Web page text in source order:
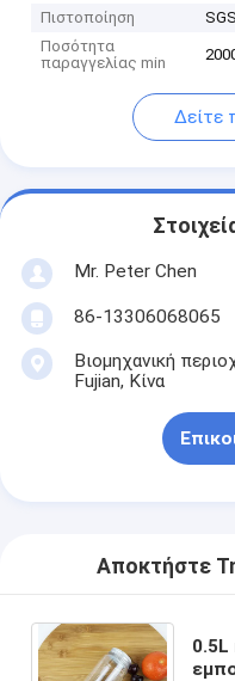
Πιστοποίηση
Ποσότητα
παραγγελίας min
Δείτε
Mr. Peter Chen
86-13306068065
Βιομηχανική
Fujian, Κίνα
Αποκτήστε
0.5L